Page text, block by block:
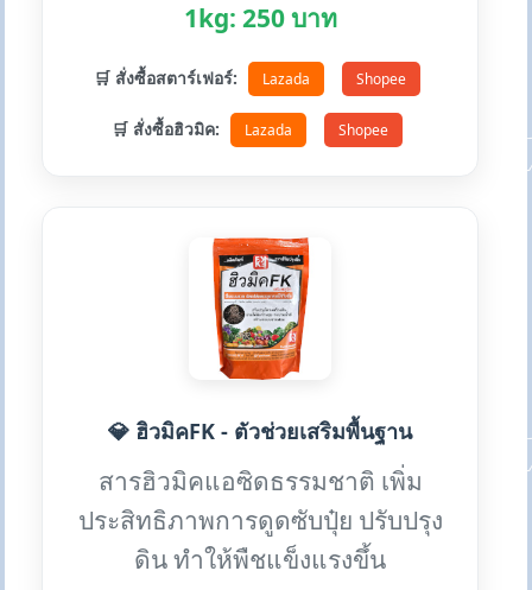
1kg: 250 บาท
🛒 สั่งซื้อสตาร์เฟอร์: Lazada Shopee
🛒 สั่งซื้อฮิวมิค: Lazada Shopee
💎 ฮิวมิคFK - ตัวช่วยเสริมพื้นฐาน
สารฮิวมิคแอซิดธรรมชาติ เพิ่ม
ประสิทธิภาพการดูดซับปุ๋ย ปรับปรุง
ดิน ทำให้พืชแข็งแรงขึ้น